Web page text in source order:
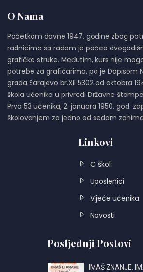
O Nama
Početkom davne 1947. godine zbog
radnicima sa radom je počeo
grafičke struke. Međutim, kurs nije
potrebe za grafičarima, pa je Dopisom
grada Sarajevo br.XII 5302 od oktobra
škola učenika u privredi Državne
Prva 53 učenika, 2. januara 1950. god.
školovanjem za jedno od sedam
Linkovi
O školi
Uposlenici
Vijeće učenika
Novosti
Posljednji Postovi
IMAŠ ZNANJE.